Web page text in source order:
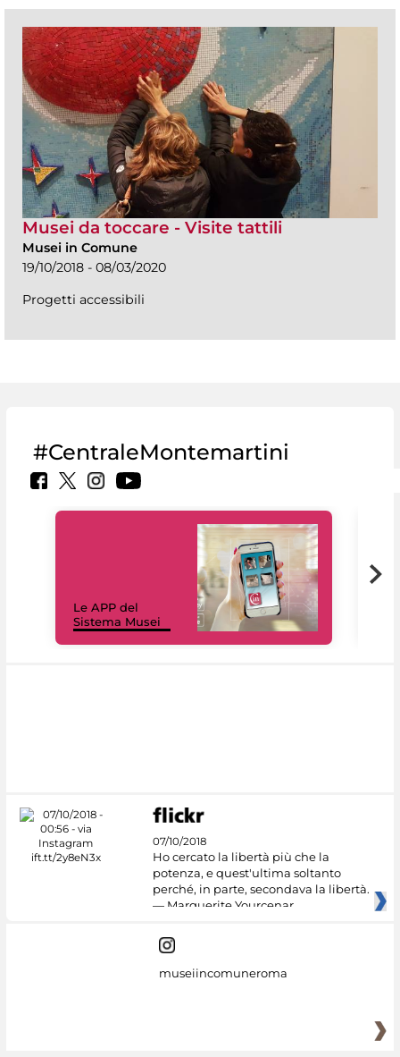
Musei da toccare - Visite tattili
Musei in Comune
19/10/2018 - 08/03/2020
Progetti accessibili
#CentraleMontemartini
Le APP del
Sistema Musei
07/10/2018
Ho cercato la libertà più che la
potenza, e quest'ultima soltanto
perché, in parte, secondava la libertà.
— Marguerite Yourcenar
museiincomuneroma